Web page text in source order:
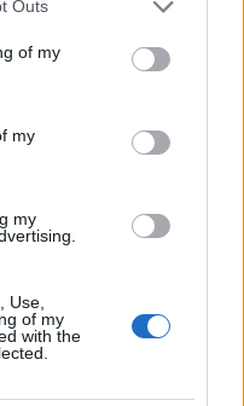
Outs
of my
my
my
Use,
of my
with the
eller hatet?
med nio skott
saknar
Stockholms City
blir alla andra